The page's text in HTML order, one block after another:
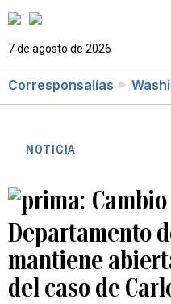
7 de agosto de 2026
Corresponsalías
NOTICIA
Departamento
mantiene
del caso de